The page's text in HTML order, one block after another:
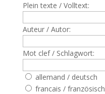
Plein texte / Volltext:
Auteur / Autor:
Mot clef / Schlagwort:
allemand / deutsch
francais / französisch